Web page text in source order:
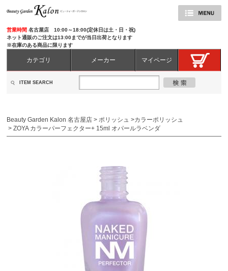
営業時間名古屋店 10:00～18:00(定休日は土・日・祝)
ネット通販のご注文は13:00までが当日出荷となります
※在庫のある商品に限ります
カテゴリ メーカー マイページ
ITEM SEARCH
Beauty Garden Kalon 名古屋店 > ポリッシュ >カラーポリッシュ
>ZOYA カラーパーフェクター+ 15ml オパールラベンダ